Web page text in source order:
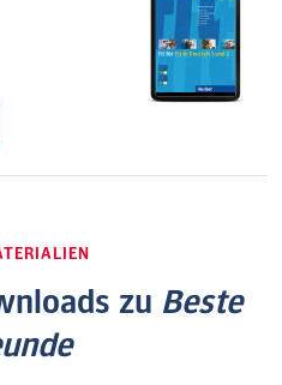
zu Beste